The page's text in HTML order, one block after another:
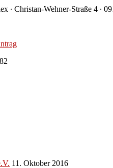
∙ Christan-Wehner-Straße 4 ∙
11. Oktober 2016